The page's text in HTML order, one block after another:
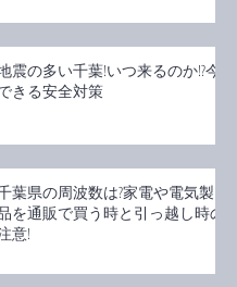
震の多い千葉!いつ来るのか!?今
きる安全対策
葉県の周波数は?家電や電気製
を通販で買う時と引っ越し時の
意!